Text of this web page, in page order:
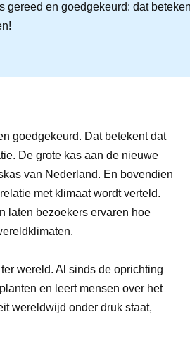
gereed en goedgekeurd: dat
goedgekeurd. Dat betekent dat
De grote kas aan de nieuwe
van Nederland. En bovendien
met klimaat wordt verteld.
laten bezoekers ervaren hoe
wereld. Al sinds de oprichting
en leert mensen over het
wereldwijd onder druk staat,